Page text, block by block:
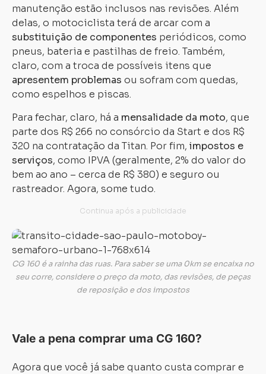
manutenção estão inclusos nas revisões. Além
delas, o motociclista terá de arcar com a
substituição de componentes periódicos, como
pneus, bateria e pastilhas de freio. Também,
claro, com a troca de possíveis itens que
apresentem problemas ou sofram com quedas,
como espelhos e piscas.
Para fechar, claro, há a mensalidade da moto, que
parte dos R$ 266 no consórcio da Start e dos R$
320 na contratação da Titan. Por fim, impostos e
serviços, como IPVA (geralmente, 2% do valor do
bem ao ano – cerca de R$ 380) e seguro ou
rastreador. Agora, some tudo.
CG 160 é a rainha das ruas. Para saber se uma 0km se encaixa no
seu corre, considere o preço da moto, das revisões, de peças
de reposição e dos impostos
Vale a pena comprar uma CG 160?
Agora que você já sabe quanto custa comprar e